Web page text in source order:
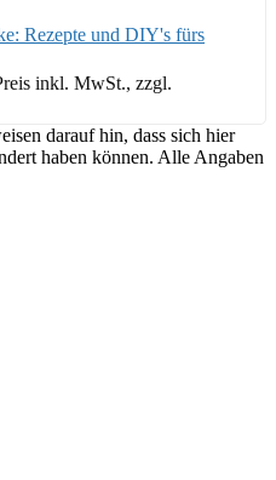
Rezepte und DIY's fürs
inkl. MwSt., zzgl.
darauf hin, dass sich hier
haben können. Alle Angaben